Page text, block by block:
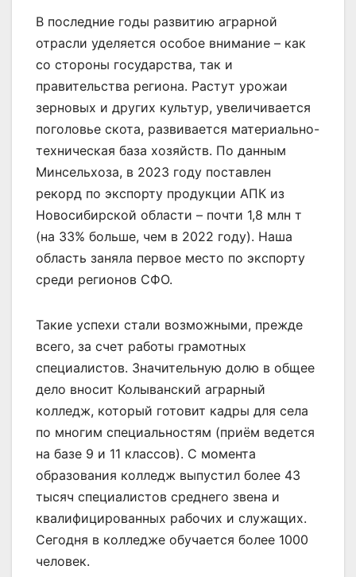
В последние годы развитию аграрной
отрасли уделяется особое внимание – как
со стороны государства, так и
правительства региона. Растут урожаи
зерновых и других культур, увеличивается
поголовье скота, развивается материально-
техническая база хозяйств. По данным
Минсельхоза, в 2023 году поставлен
рекорд по экспорту продукции АПК из
Новосибирской области – почти 1,8 млн т
(на 33% больше, чем в 2022 году). Наша
область заняла первое место по экспорту
среди регионов СФО.
Такие успехи стали возможными, прежде
всего, за счет работы грамотных
специалистов. Значительную долю в общее
дело вносит Колыванский аграрный
колледж, который готовит кадры для села
по многим специальностям (приём ведется
на базе 9 и 11 классов). С момента
образования колледж выпустил более 43
тысяч специалистов среднего звена и
квалифицированных рабочих и служащих.
Сегодня в колледже обучается более 1000
человек.